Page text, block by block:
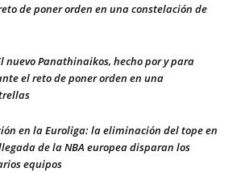
de poner orden en una constelación de
nuevo Panathinaikos, hecho por y para
el reto de poner orden en una
en la Euroliga: la eliminación del tope en
de la NBA europea disparan los
equipos